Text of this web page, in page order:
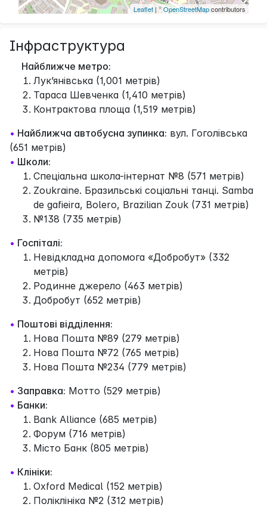
Leaflet | ©OpenStreetMapcontributors
Інфраструктура
Найближче метро:
Лук’янівська (1,001 метрів)
Тараса Шевченка (1,410 метрів)
Контрактова площа (1,519 метрів)
• Найближча автобусна зупинка: вул. Гоголівська
(651 метрів)
• Школи:
Спеціальна школа-інтернат №8 (571 метрів)
Zoukraine. Бразильські соціальні танці. Samba
de gafieira, Bolero, Brazilian Zouk (731 метрів)
№138 (735 метрів)
• Госпіталі:
Невідкладна допомога «Добробут» (332
метрів)
Родинне джерело (463 метрів)
Добробут (652 метрів)
• Поштові відділення:
Нова Пошта №89 (279 метрів)
Нова Пошта №72 (765 метрів)
Нова Пошта №234 (779 метрів)
• Заправка: Мотто (529 метрів)
• Банки:
Bank Alliance (685 метрів)
Форум (716 метрів)
Місто Банк (805 метрів)
• Клініки:
Oxford Medical (152 метрів)
Поліклініка №2 (312 метрів)